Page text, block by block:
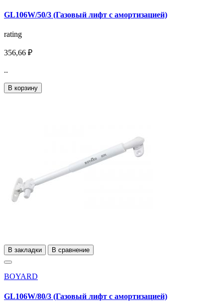
GL106W/50/3 (Газовый лифт с амортизацией)
rating
356,66 ₽
..
В корзину
В закладки В сравнение
BOYARD
GL106W/80/3 (Газовый лифт с амортизацией)